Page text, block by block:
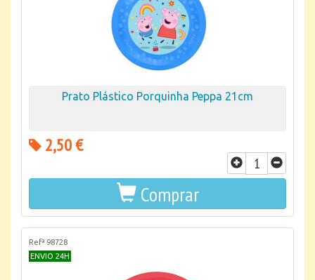
Prato Plástico Porquinha Peppa 21cm
2,50 €
Comprar
Refª 98728
ENVIO 24H